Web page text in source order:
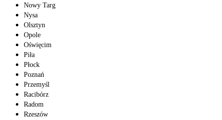
Nowy Targ
Nysa
Olsztyn
Opole
Oświęcim
Piła
Płock
Poznań
Przemyśl
Racibórz
Radom
Rzeszów